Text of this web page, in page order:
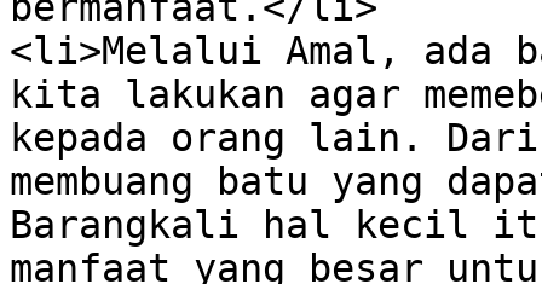
<li>Melalui Amal, ada
kita lakukan agar
kepada orang lain.
membuang batu yang
Barangkali hal kecil
manfaat yang besar